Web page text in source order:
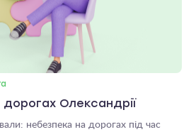
Олександрії
небезпека на дорогах під час